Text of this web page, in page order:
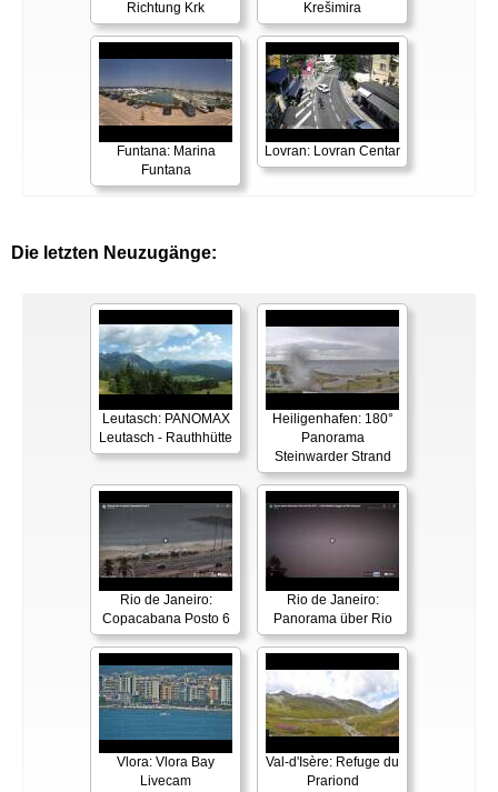
Richtung Krk
Krešimira
Funtana: Marina
Funtana
Lovran: Lovran Centar
Die letzten Neuzugänge:
Leutasch: PANOMAX
Leutasch - Rauthhütte
Heiligenhafen: 180°
Panorama
Steinwarder Strand
Rio de Janeiro:
Copacabana Posto 6
Rio de Janeiro:
Panorama über Rio
Vlora: Vlora Bay
Livecam
Val-d'Isère: Refuge du
Prariond